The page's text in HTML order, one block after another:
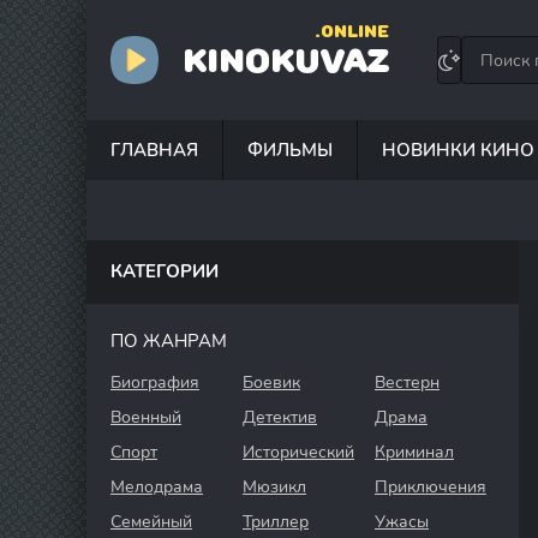
KINOKUVAZ
.ONLINE
ГЛАВНАЯ ФИЛЬМЫ НОВИНКИ КИНО
КАТЕГОРИИ
ПО ЖАНРАМ
Биография Боевик
Вестерн
Военный
Детектив
Драма
Спорт
Исторический
Криминал
Мелодрама
Мюзикл
Приключения
Семейный
Триллер Ужасы